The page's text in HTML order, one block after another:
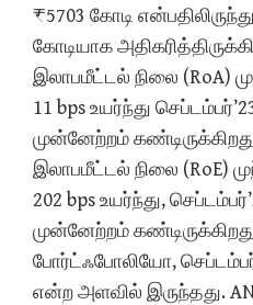
₹5703 கோடி
கோடியாக
இலாபமீட்டல் நிலை (RoA)
11 bps உயர்ந்து
முன்னேற்றம்
இலாபமீட்டல் நிலை (RoE)
202 bps உயர்ந்து,
முன்னேற்றம்
போர்ட்ஃபோலியோ,
என்ற அளவில் இருந்தது.